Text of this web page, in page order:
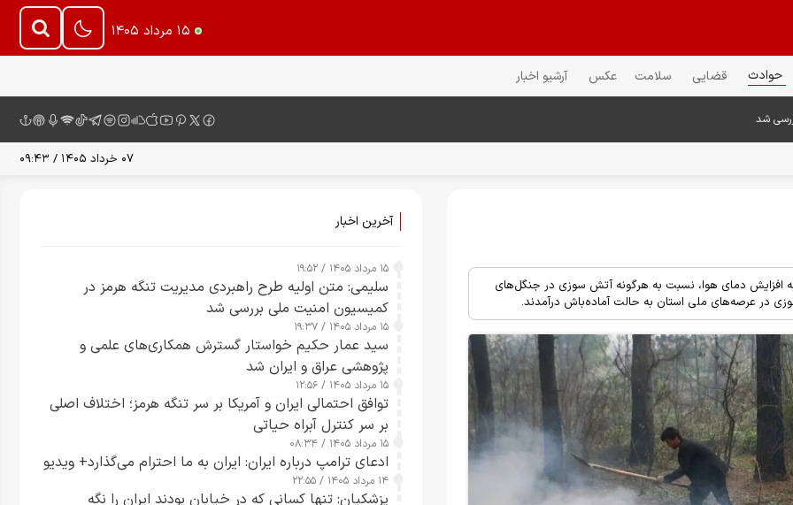
۱۵ مرداد ۱۴۰۵
حوادث قضایی سلامت عکس آرشیو اخبار
شد
۰۷ خرداد ۱۴۰۵ / ۰۹:۴۳
به افزایش دمای هوا، نسبت به هرگونه آتش سوزی در جنگل‌های
در عرصه‌های ملی استان به حالت آماده‌باش درآمدند.
آخرین اخبار
۱۵ مرداد ۱۴۰۵ / ۱۹:۵۲
سلیمی: متن اولیه طرح راهبردی مدیریت تنگه هرمز در
کمیسیون امنیت ملی بررسی شد
۱۵ مرداد ۱۴۰۵ / ۱۹:۳۷
سید عمار حکیم خواستار گسترش همکاری‌های علمی و
پژوهشی عراق و ایران شد
۱۵ مرداد ۱۴۰۵ / ۱۲:۵۶
توافق احتمالی ایران و آمریکا بر سر تنگه هرمز؛ اختلاف اصلی
بر سر کنترل آبراه حیاتی
۱۵ مرداد ۱۴۰۵ / ۰۸:۳۴
ادعای ترامپ درباره ایران: ایران به ما احترام می‌گذارد+ ویدیو
۱۴ مرداد ۱۴۰۵ / ۲۲:۵۵
پزشکیان: تنها کسانی که در خیابان بودند ایران را نگه